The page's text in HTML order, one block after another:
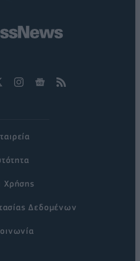
Χρήσης
Δεδομένων